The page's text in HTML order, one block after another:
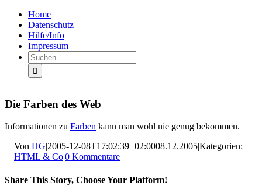
Zum
Inhalt
springen
FacebookHome
Datenschutz
Hilfe/Info
Impressum
Suche
nach:
Die Farben des Web
Informationen zu Farben kann man wohl nie genug bekommen.
Von HG|2005-12-08T17:02:39+02:0008.12.2005|Kategorien:
HTML & Co|0 Kommentare
Share This Story, Choose Your Platform!